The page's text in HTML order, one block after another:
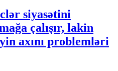
siyasətini
çalışır, lakin
axını problemləri